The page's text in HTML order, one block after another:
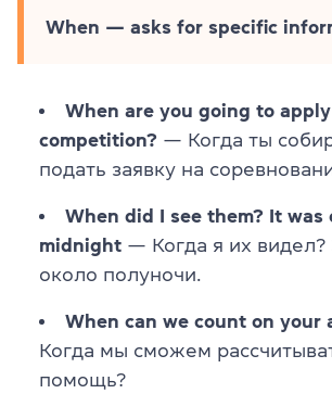
When — asks for specific
When are you going to
competition? — Когда ты
подать заявку на
When did I see them? It was
midnight — Когда я их
около полуночи.
When can we count on your
Когда мы сможем
помощь?